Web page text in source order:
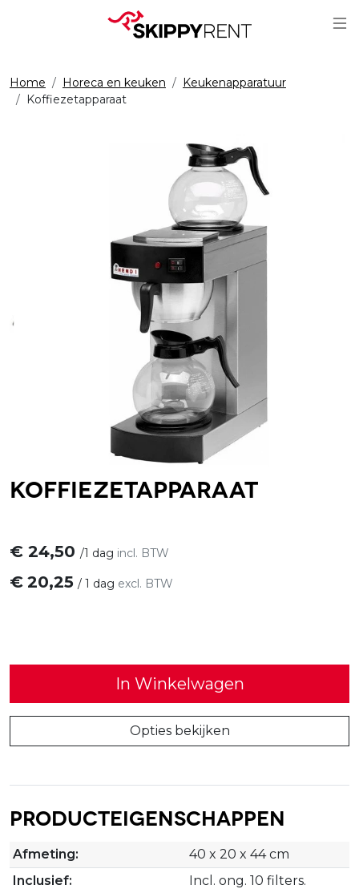
Home Horeca en keuken
Keukenapparatuur
Koffiezetapparaat
Koffiezetapparaat
€ 24,50 /1 dag incl. BTW
€ 20,25 / 1 dag excl. BTW
In Winkelwagen
Opties bekijken
Producteigenschappen
Afmeting:
40 x 20 x 44 cm
Inclusief:
Incl. ong. 10 filters.